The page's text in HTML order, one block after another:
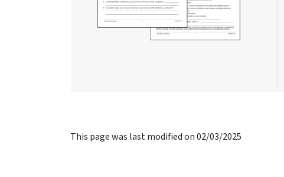
This page was last modified on 02/03/2025